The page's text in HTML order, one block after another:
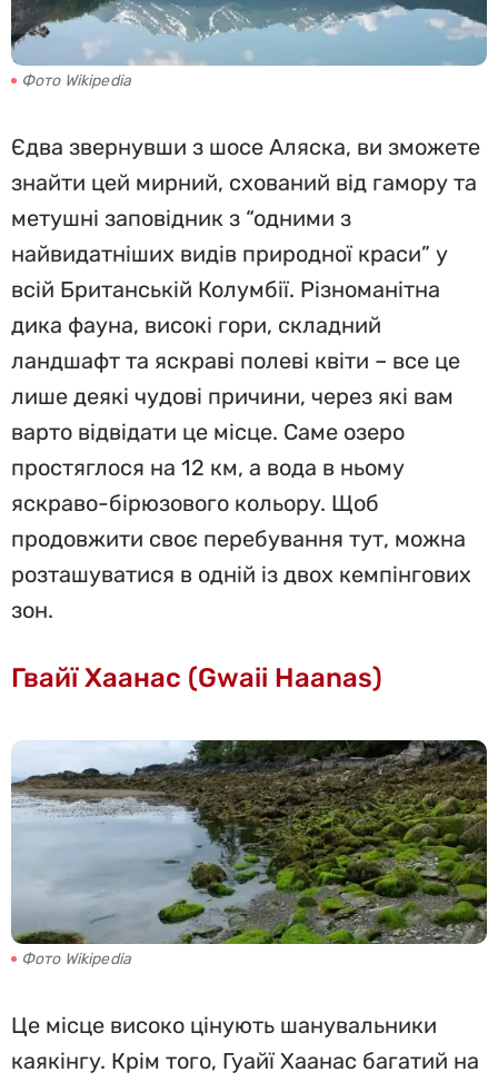
Фото Wikipedia
Єдва звернувши з шосе Аляска, ви зможете
знайти цей мирний, схований від гамору та
метушні заповідник з “одними з
найвидатніших видів природної краси” у
всій Британській Колумбії. Різноманітна
дика фауна, високі гори, складний
ландшафт та яскраві полеві квіти – все це
лише деякі чудові причини, через які вам
варто відвідати це місце. Саме озеро
простяглося на 12 км, а вода в ньому
яскраво-бірюзового кольору. Щоб
продовжити своє перебування тут, можна
розташуватися в одній із двох кемпінгових
зон.
Гвайї Хаанас (Gwaii Haanas)
Фото Wikipedia
Це місце високо цінують шанувальники
каякінгу. Крім того, Гуайї Хаанас багатий на